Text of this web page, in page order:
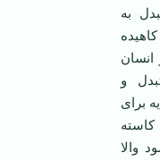
به
و
برای
کاسته
والا